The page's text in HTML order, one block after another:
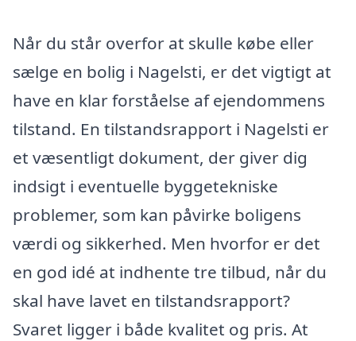
Når du står overfor at skulle købe eller
sælge en bolig i Nagelsti, er det vigtigt at
have en klar forståelse af ejendommens
tilstand. En tilstandsrapport i Nagelsti er
et væsentligt dokument, der giver dig
indsigt i eventuelle byggetekniske
problemer, som kan påvirke boligens
værdi og sikkerhed. Men hvorfor er det
en god idé at indhente tre tilbud, når du
skal have lavet en tilstandsrapport?
Svaret ligger i både kvalitet og pris. At